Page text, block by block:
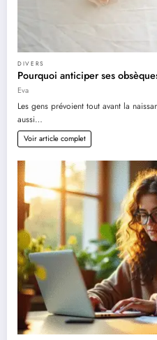
DIVERS
Pourquoi anticiper ses
Eva
Les gens prévoient tout avant la
aussi…
Voir article complet